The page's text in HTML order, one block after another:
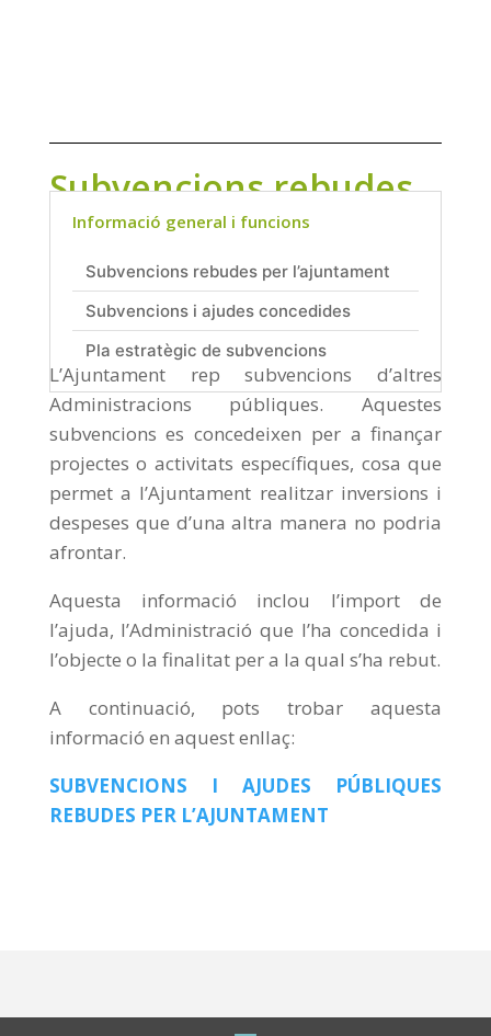
Subvencions rebudes
per l’ajuntament
Informació general i funcions
Subvencions rebudes per l’ajuntament
Subvencions i ajudes concedides
Pla estratègic de subvencions
L’Ajuntament rep subvencions d’altres
Administracions públiques. Aquestes
subvencions es concedeixen per a finançar
projectes o activitats específiques, cosa que
permet a l’Ajuntament realitzar inversions i
despeses que d’una altra manera no podria
afrontar.
Aquesta informació inclou l’import de
l’ajuda, l’Administració que l’ha concedida i
l’objecte o la finalitat per a la qual s’ha rebut.
A continuació, pots trobar aquesta
informació en aquest enllaç:
SUBVENCIONS I AJUDES PÚBLIQUES
REBUDES PER L’AJUNTAMENT